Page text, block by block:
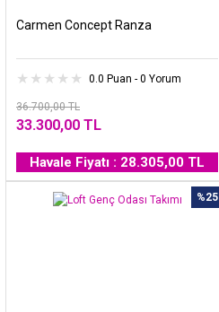
Carmen Concept Ranza
0.0 Puan - 0 Yorum
36.700,00 TL
33.300,00 TL
Havale Fiyatı : 28.305,00 TL
%25